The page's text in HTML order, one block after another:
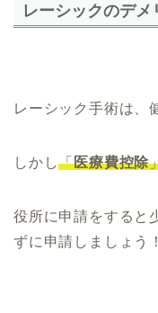
レーシックのデ
レーシック手術は、
しかし「医療費控除
役所に申請をすると
ずに申請しましょう！